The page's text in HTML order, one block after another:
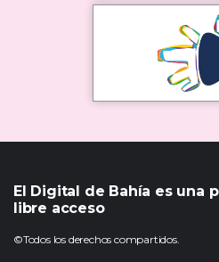
El Digital de Bahía es una
libre acceso
©Todos los derechos compartidos.